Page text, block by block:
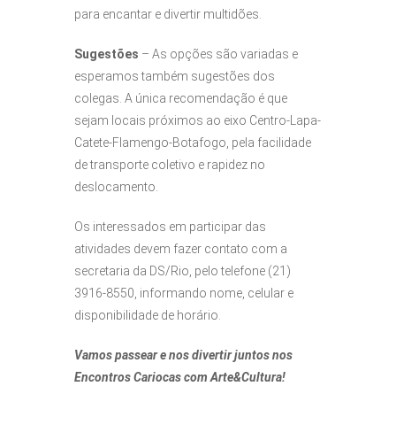
para encantar e divertir multidões.
Sugestões – As opções são variadas e
esperamos também sugestões dos
colegas. A única recomendação é que
sejam locais próximos ao eixo Centro-Lapa-
Catete-Flamengo-Botafogo, pela facilidade
de transporte coletivo e rapidez no
deslocamento.
Os interessados em participar das
atividades devem fazer contato com a
secretaria da DS/Rio, pelo telefone (21)
3916-8550, informando nome, celular e
disponibilidade de horário.
Vamos passear e nos divertir juntos nos
Encontros Cariocas com Arte&Cultura!